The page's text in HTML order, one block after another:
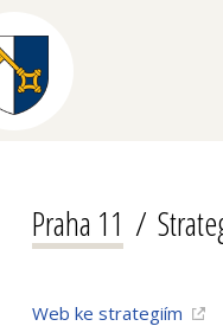
Praha 11
Web ke strategiím